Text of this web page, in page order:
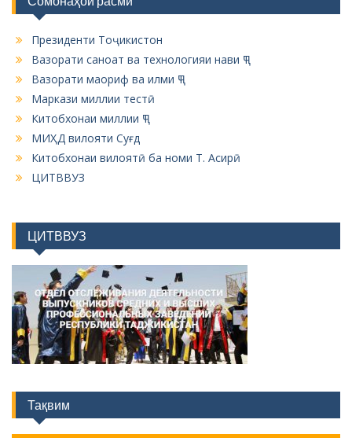
Президенти Тоҷикистон
Вазорати саноат ва технологияи нави ҶТ
Вазорати маориф ва илми ҶТ
Маркази миллии тестӣ
Китобхонаи миллии ҶТ
МИҲД вилояти Суғд
Китобхонаи вилоятӣ ба номи Т. Асирӣ
ЦИТВВУЗ
ЦИТВВУЗ
Тақвим